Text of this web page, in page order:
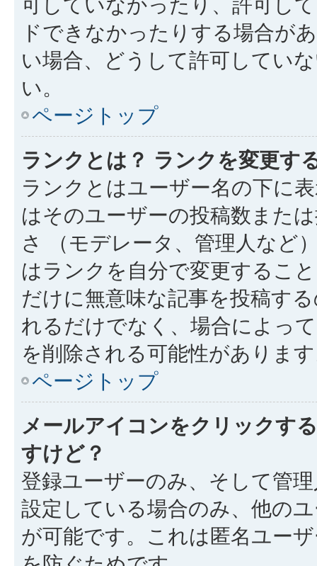
ドできなかったりする場合が
い場合、どうして許可してい
い。
ページトップ
ランクとは？ ランクを変更す
ランクとはユーザー名の下に
はそのユーザーの投稿数また
さ （モデレータ、管理人など
はランクを自分で変更するこ
だけに無意味な記事を投稿す
れるだけでなく、場合によっ
を削除される可能性がありま
ページトップ
メールアイコンをクリックす
すけど？
登録ユーザーのみ、そして管
設定している場合のみ、他の
が可能です。これは匿名ユー